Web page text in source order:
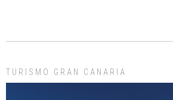
días, ella incluida...
TURISMO GRAN CANARIA